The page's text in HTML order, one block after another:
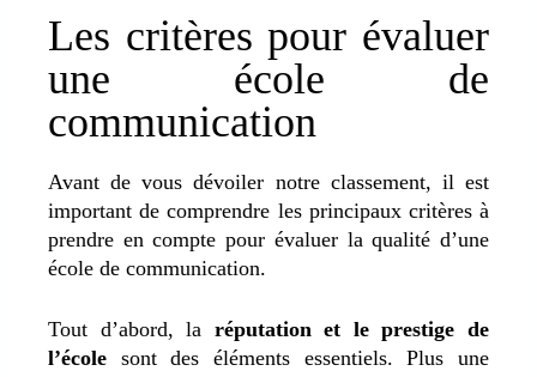
Les critères pour évaluer
une école de
communication
Avant de vous dévoiler notre classement, il est
important de comprendre les principaux critères à
prendre en compte pour évaluer la qualité d’une
école de communication.
Tout d’abord, la réputation et le prestige de
l’école sont des éléments essentiels. Plus une